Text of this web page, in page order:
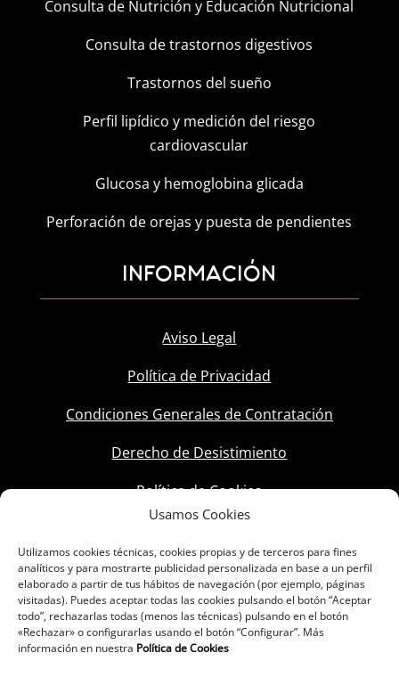
Usamos Cookies
Utilizamos cookies técnicas, cookies propias y de terceros para fines
analíticos y para mostrarte publicidad personalizada en base a un perfil
elaborado a partir de tus hábitos de navegación (por ejemplo, páginas
visitadas). Puedes aceptar todas las cookies pulsando el botón “Aceptar
todo”, rechazarlas todas (menos las técnicas) pulsando en el botón
«Rechazar» o configurarlas usando el botón “Configurar”. Más
información en nuestra Política de Cookies
Consulta de Nutrición y Educación Nutricional
Consulta de trastornos digestivos
Trastornos del sueño
Perfil lipídico y medición del riesgo
cardiovascular
Glucosa y hemoglobina glicada
Perforación de orejas y puesta de pendientes
INFORMACIÓN
Aviso Legal
Política de Privacidad
Condiciones Generales de Contratación
Derecho de Desistimiento
Política de Cookies